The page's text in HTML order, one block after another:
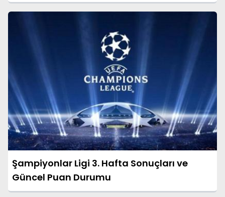
Şampiyonlar Ligi 3. Hafta Sonuçları ve
Güncel Puan Durumu